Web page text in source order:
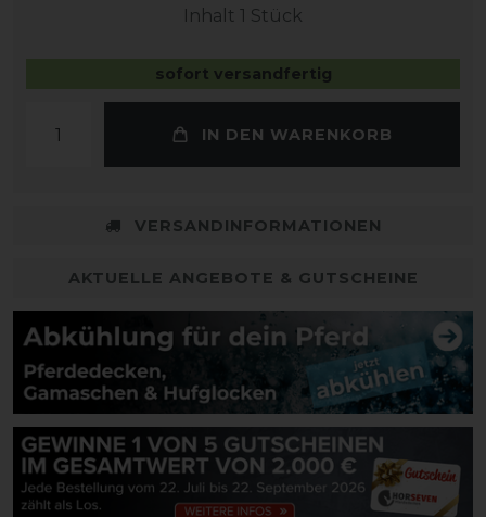
Inhalt 1 Stück
sofort versandfertig
IN DEN WARENKORB
VERSANDINFORMATIONEN
AKTUELLE ANGEBOTE & GUTSCHEINE